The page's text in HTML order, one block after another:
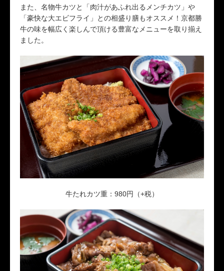
また、名物牛カツと「肉汁があふれ出るメンチカツ」や
「豪快な大エビフライ」との相盛り膳もオススメ！京都勝
牛の味を幅広く楽しんで頂ける豊富なメニューを取り揃え
ました。
牛たれカツ重：980円（+税）